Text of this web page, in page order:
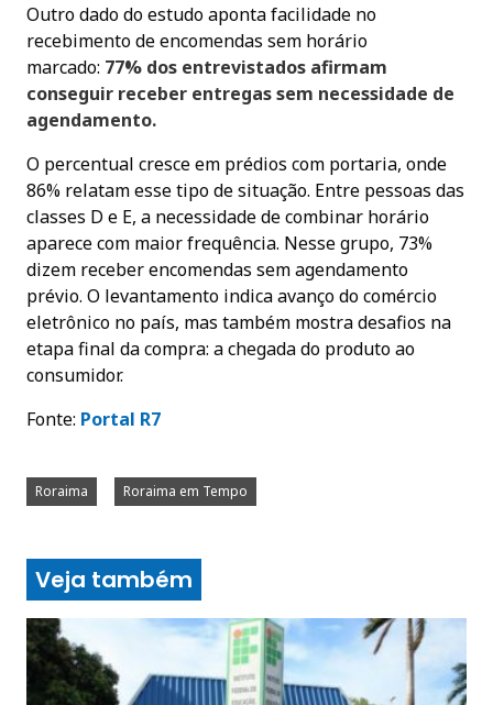
Outro dado do estudo aponta facilidade no
recebimento de encomendas sem horário
marcado: 77% dos entrevistados afirmam
conseguir receber entregas sem necessidade de
agendamento.
O percentual cresce em prédios com portaria, onde
86% relatam esse tipo de situação. Entre pessoas das
classes D e E, a necessidade de combinar horário
aparece com maior frequência. Nesse grupo, 73%
dizem receber encomendas sem agendamento
prévio. O levantamento indica avanço do comércio
eletrônico no país, mas também mostra desafios na
etapa final da compra: a chegada do produto ao
consumidor.
Fonte: Portal R7
Roraima Roraima em Tempo
Veja também